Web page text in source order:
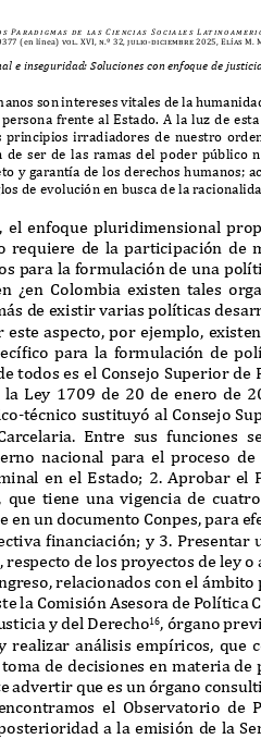
s Pa r a d i g m a s d e l a s C i e n c i a s S o c i a l e s L at i n o a m e r i
(en línea) vol. XVI, n.º 32, julio-diciembre 2025, Elías M.
e inseguridad: Soluciones con enfoque de
son intereses vitales de la
frente alEstado. Ala luzde
principios irradiadores de nuestro
de ser de las ramas del poder público
y garantía de los derechos humanos;
de evolución en busca de la
, el enfoque pluridimensional
requiere de la participación de
para la formulación de una polí
¿en Colombia existen tales
ás de existir varias políticas
este aspecto,por ejemplo, ex
ífico para la formulación de pol
todos es el Consejo Superior de
la Ley 1709 de 20de enero de
-técnico sustituyó al ConsejoS
arcelaria. Entre sus funciones
nacional para el proceso de
en el Estado; 2. Aprobar el
, que tiene una vigencia de
en un documento Conpes,para
financiación; y 3. Presentar
,respecto de los proyectos de ley
,relacionados con el ámbito
la Comisión Asesora de Política C
y del Derecho16, órgano
realizar análisis empíricos, que
de decisiones en materia de
advertir que es un órgano
el Observatorio de P
a la emisión de laS